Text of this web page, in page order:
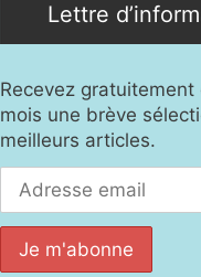
Lettre
Recevez gratuitement
mois une brève
meilleurs articles.